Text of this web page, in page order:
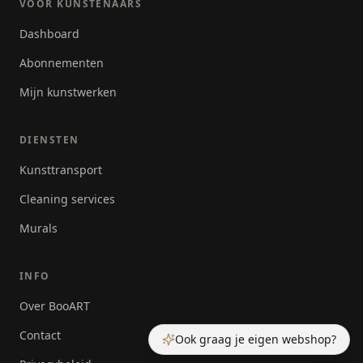
Ook graag je eigen webshop?
VOOR KUNSTENAARS
Dashboard
Abonnementen
Mijn kunstwerken
DIENSTEN
Kunsttransport
Cleaning services
Murals
INFO
Over BooART
Contact